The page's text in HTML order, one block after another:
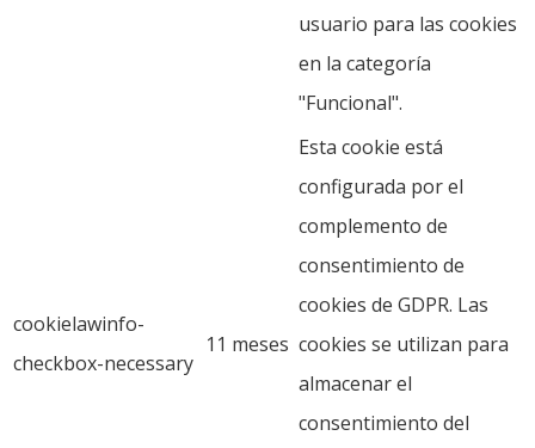
usuario para las cookies
en la categoría
"Funcional".
cookielawinfo-
checkbox-necessary
11 meses
Esta cookie está
configurada por el
complemento de
consentimiento de
cookies de GDPR. Las
cookies se utilizan para
almacenar el
consentimiento del